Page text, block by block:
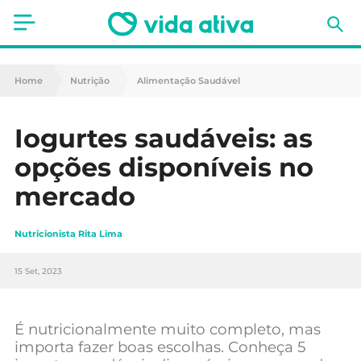
Saúde
Nutrição
Receitas
Fitness
Mães e Bebés
Home Nutrição Alimentação Saudável
Iogurtes saudáveis: as
opções disponíveis no
mercado
Nutricionista Rita Lima
15 Set, 2023
É nutricionalmente muito completo, mas
importa fazer boas escolhas. Conheça 5